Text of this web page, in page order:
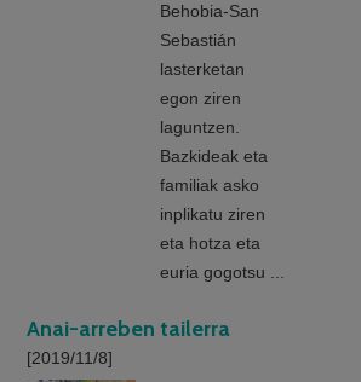
Behobia-San
Sebastián
lasterketan
egon ziren
laguntzen.
Bazkideak eta
familiak asko
inplikatu ziren
eta hotza eta
euria gogotsu ...
Anai-arreben tailerra
[2019/11/8]